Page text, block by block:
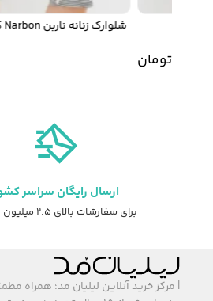
تومان
شلوارک زنانه ناربن Narbon کد WP4102
ارسال رایگان سراسر
برای سفارشات بالای ۲.۵ میلیون تومان
| مرکز خرید آنلاین لیلیان مد؛ همراه